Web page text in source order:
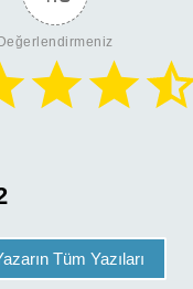
Değerlendirmeniz
Tüm Yazıları